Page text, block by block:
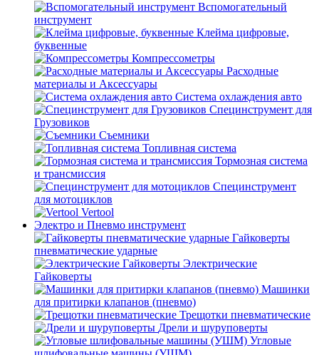
Вспомогательный
инструмент
Клейма цифровые,
буквенные
Компрессометры
Расходные
материалы и Аксессуары
Система охлаждения авто
Специнструмент для
Грузовиков
Съемники
Топливная система
Тормозная система
и трансмиссия
Специнструмент
для мотоциклов
Vertool
Электро и Пневмо инструмент
Гайковерты
пневматические ударные
Электрические
Гайковерты
Машинки
для притирки клапанов (пневмо)
Трещотки пневматические
Дрели и шуруповерты
Угловые